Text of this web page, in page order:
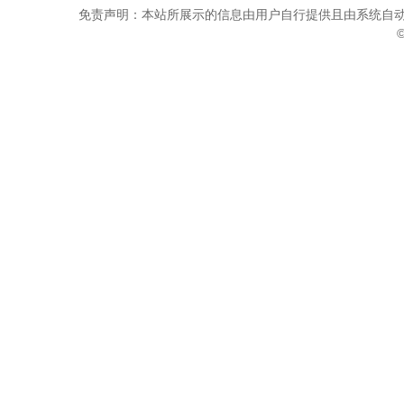
免责声明：本站所展示的信息由用户自行提供且由系统